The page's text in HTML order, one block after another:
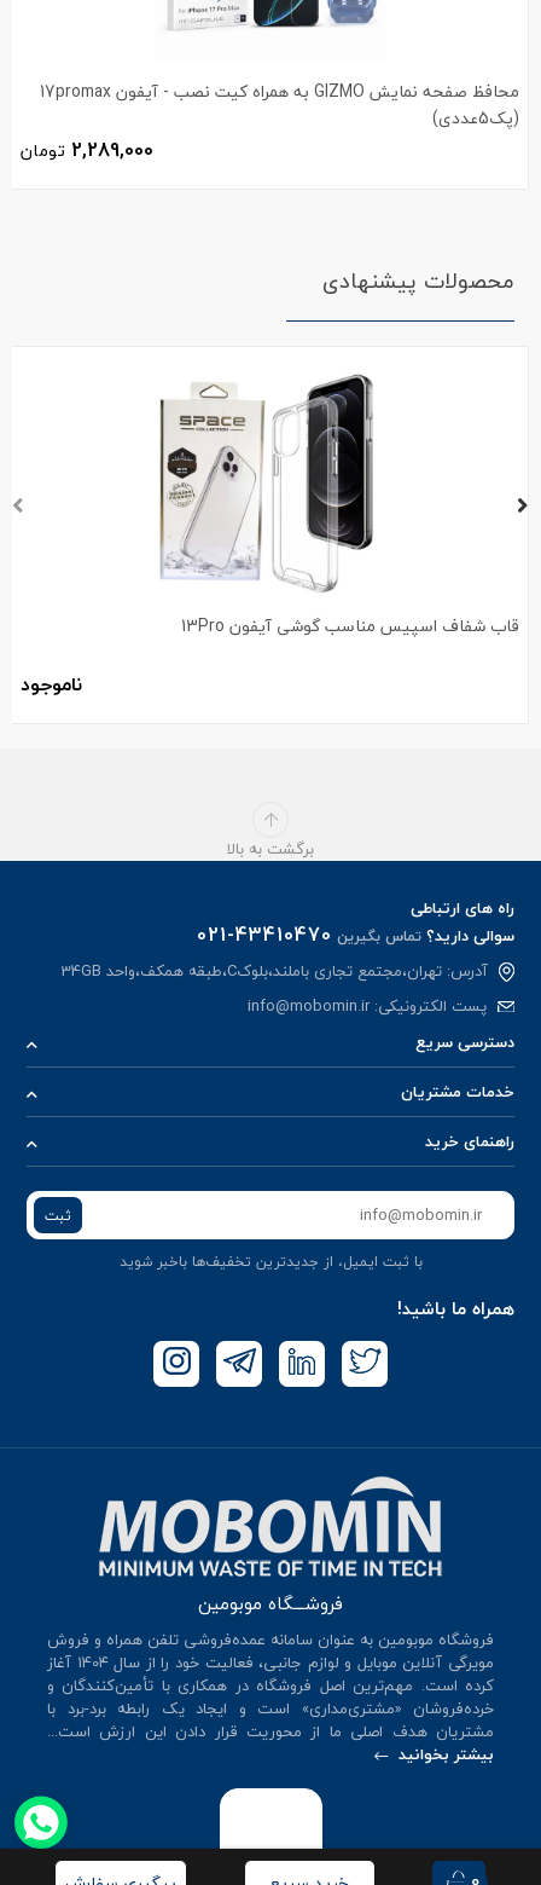
محافظ صفحه نمایش GIZMO به همراه کیت نصب - آیفون 17promax
(پک5عددی)
2,289,000 تومان
محصولات پیشنهادی
قاب شفاف اسپیس مناسب گوشی آیفون 13Pro
ناموجود
برگشت به بالا
راه های ارتباطی
سوالی دارید؟تماس بگیرین 021-43410470
آدرس: تهران،مجتمع تجاری باملند،بلوکC،طبقه همکف،واحد 34GB
پست الکترونیکی:info@mobomin.ir
دسترسی سریع
خدمات مشتریان
راهنمای خرید
ثبت
با ثبت ایمیل، از جدید‌ترین تخفیف‌ها با‌خبر شوید
همراه ما باشید!
فروشـــگاه موبومین
فروشگاه موبومین به عنوان سامانه عمده‌فروشی تلفن همراه و فروش
مویرگی آنلاین موبایل و لوازم جانبی، فعالیت خود را از سال 140۴ آغاز
کرده است. مهم‌ترین اصل فروشگاه در همکاری با تأمین‌کنندگان و
خرده‌فروشان «مشتری‌مداری» است و ایجاد یک رابطه برد-برد با
مشتریان هدف اصلی ما از محوریت قرار دادن این ارزش است...
بیشتر بخوانید